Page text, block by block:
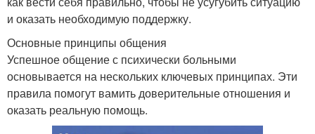
и оказать необходимую поддержку.
Основные принципы общения
Успешное общение с психически больными
основывается на нескольких ключевых принципах. Эти
правила помогут вамить доверительные отношения и
оказать реальную помощь.